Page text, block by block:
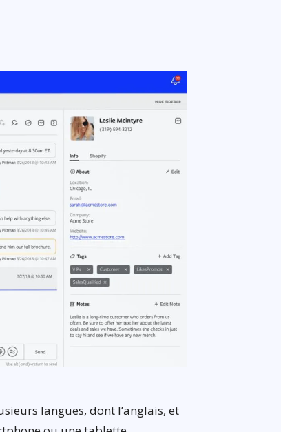
langues, dont l’anglais, et